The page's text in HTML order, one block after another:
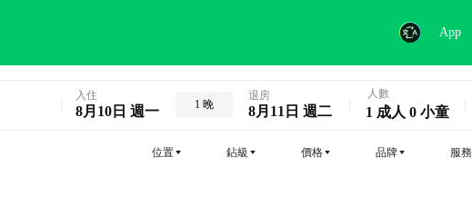
App
入住
8月10日 週一 1 晚
退房
8月11日 週二
人數
1 成人 0 小童
位置 鉆級 價格 品牌 服務